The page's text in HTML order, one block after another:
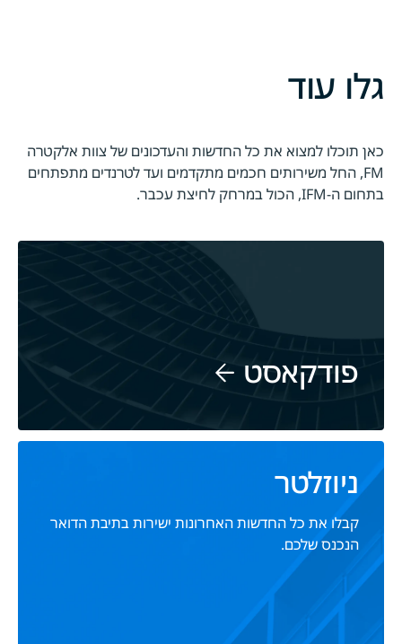
גלו עוד
כאן תוכלו למצוא את כל החדשות והעדכונים של צוות אלקטרה
FM, החל משירותים חכמים מתקדמים ועד לטרנדים מתפתחים
בתחום ה-IFM, הכול במרחק לחיצת עכבר.
פודקאסט
ניוזלטר
קבלו את כל החדשות האחרונות ישירות בתיבת הדואר
הנכנס שלכם.